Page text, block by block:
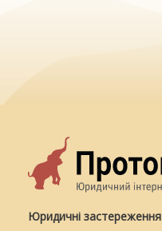
Юридичні застереження